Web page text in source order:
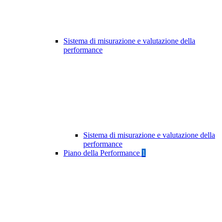
Sistema di misurazione e valutazione della
performance
Sistema di misurazione e valutazione della
performance
Piano della Performance 1